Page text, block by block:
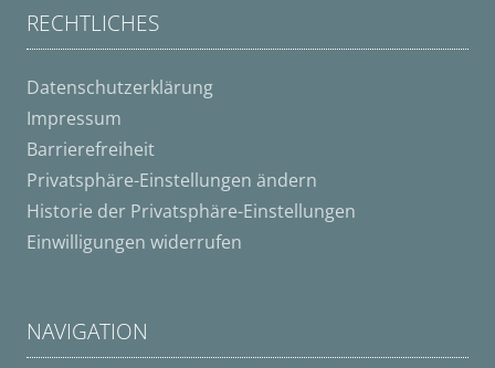
RECHTLICHES
Datenschutzerklärung
Impressum
Barrierefreiheit
Privatsphäre-Einstellungen ändern
Historie der Privatsphäre-Einstellungen
Einwilligungen widerrufen
NAVIGATION